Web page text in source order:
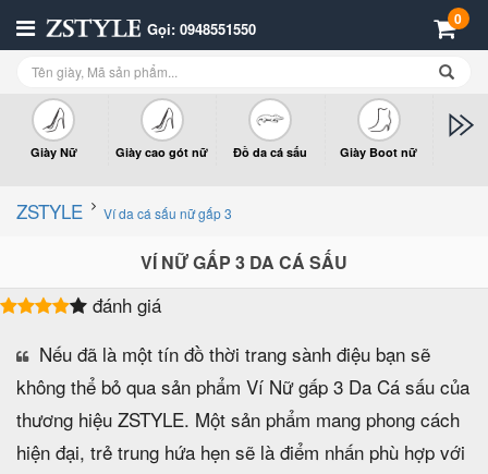
Gọi: 0948551550 0
Giày Nữ Giày cao gót nữ Đồ da cá sấu Giày Boot nữ
ZSTYLE Ví da cá sấu nữ gấp 3
VÍ NỮ GẤP 3 DA CÁ SẤU
đánh giá
Nếu đã là một tín đồ thời trang sành điệu bạn sẽ
không thể bỏ qua sản phẩm Ví Nữ gấp 3 Da Cá sấu của
thương hiệu ZSTYLE. Một sản phẩm mang phong cách
hiện đại, trẻ trung hứa hẹn sẽ là điểm nhấn phù hợp với